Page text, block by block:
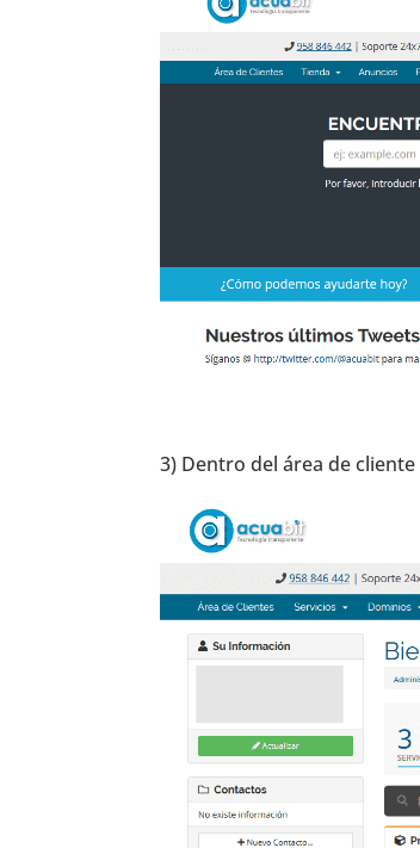
3) Dentro del área de